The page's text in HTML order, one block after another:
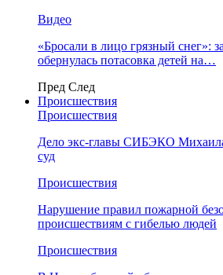
Видео
«Бросали в лицо грязный снег»:
обернулась потасовка детей на…
Пред След
Происшествия
Происшествия
Дело экс-главы СИБЭКО
суд
Происшествия
Нарушение правил пожарной
происшествиям с гибелью людей
Происшествия